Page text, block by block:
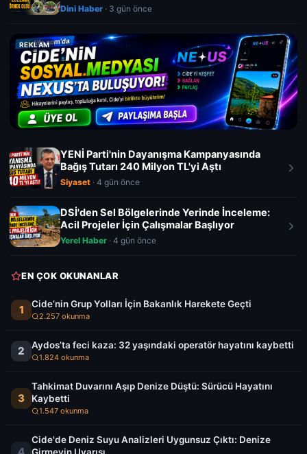
Dini Haber · 3 gün önce
REKLAM
YENİ Parti'nin Dayanışma Kampanyasında
Bağış Tutarı 240 Milyon TL'yi Aştı
Siyaset · 4 gün önce
DSİ'den Sel Bölgelerinde Yerinde İnceleme:
Acil Projeler İçin Çalışmalar Başlıyor
Yerel Haber · 4 gün önce
EN ÇOK OKUNANLAR
1 Cide’nin Grup Yolları İçin Bakanlık Harekete Geçti
2.257 okunma
2 Aydos’ta feci kaza: 32 yaşındaki operatör hayatını kaybetti
1.824 okunma
3
Tahkimat Duvarını Aşıp Denize Düştü: Sürücü Hayatını
Kaybetti
1.547 okunma
Cide'de Deniz Suyu Analizleri Uygunsuz Çıktı: Denize